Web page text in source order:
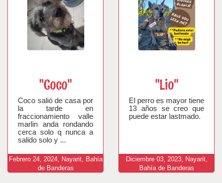
"Coco"
Coco salió de casa por
la tarde en
fraccionamiento valle
marlin anda rondando
cerca solo q nunca a
salido solo y ...
Febrero 24, 2024, Nayarit, Bahía
de Banderas
"Lio"
El perro es mayor tiene
13 años se creo que
puede estar lastmado.
Diciembre 03, 2023, Nayarit,
Bahía de Banderas